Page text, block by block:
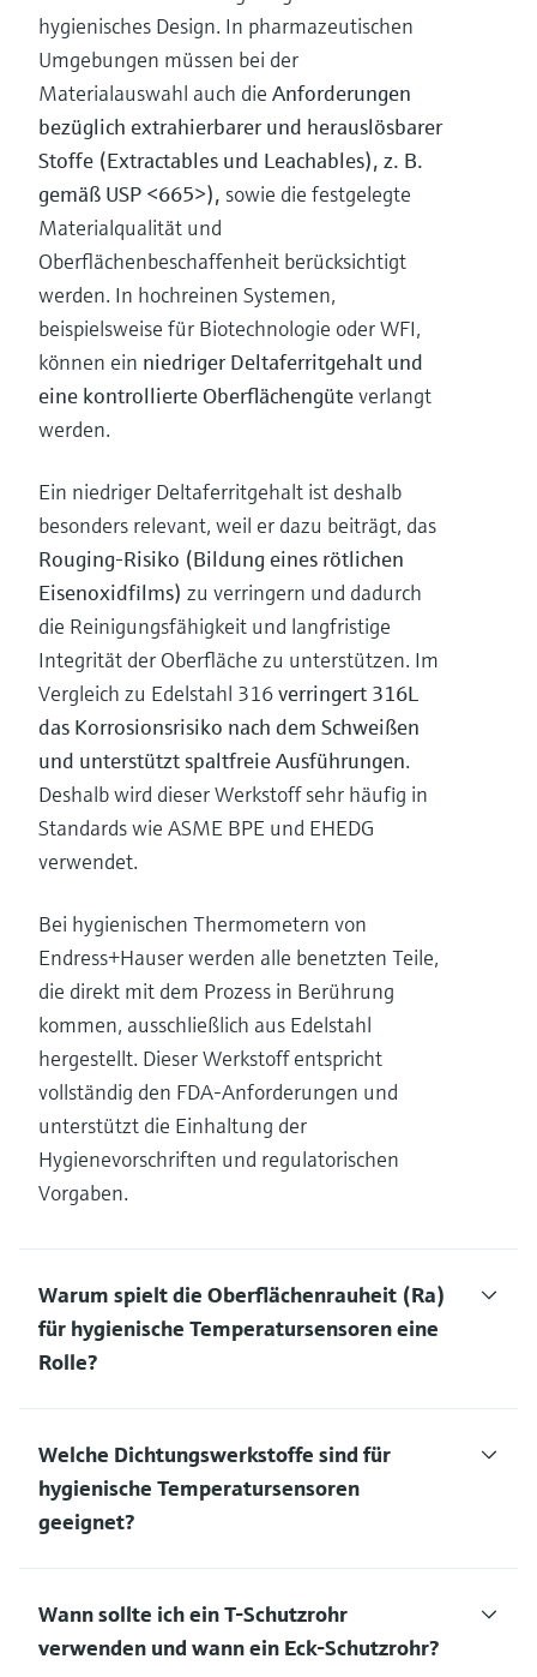
hygienisches Design. In pharmazeutischen
Umgebungen müssen bei der
Materialauswahl auch die Anforderungen
bezüglich extrahierbarer und herauslösbarer
Stoffe (Extractables und Leachables), z. B.
gemäß USP <665>), sowie die festgelegte
Materialqualität und
Oberflächenbeschaffenheit berücksichtigt
werden. In hochreinen Systemen,
beispielsweise für Biotechnologie oder WFI,
können ein niedriger Deltaferritgehalt und
eine kontrollierte Oberflächengüteverlangt
werden.
Ein niedriger Deltaferritgehalt ist deshalb
besonders relevant, weil er dazu beiträgt, das
Rouging-Risiko (Bildung eines rötlichen
Eisenoxidfilms) zu verringern und dadurch
die Reinigungsfähigkeit und langfristige
Integrität der Oberfläche zu unterstützen. Im
Vergleich zu Edelstahl 316verringert 316L
das Korrosionsrisiko nach dem Schweißen
und unterstützt spaltfreie Ausführungen.
Deshalb wird dieser Werkstoff sehr häufig in
Standards wie ASME BPE und EHEDG
verwendet.
Bei hygienischen Thermometern von
Endress+Hauser werden alle benetzten Teile,
die direkt mit dem Prozess in Berührung
kommen, ausschließlich aus Edelstahl
hergestellt. Dieser Werkstoff entspricht
vollständig den FDA-Anforderungen und
unterstützt die Einhaltung der
Hygienevorschriften und regulatorischen
Vorgaben.
Warum spielt die Oberflächenrauheit (Ra)
für hygienische Temperatursensoren eine
Rolle?
Welche Dichtungswerkstoffe sind für
hygienische Temperatursensoren
geeignet?
Wann sollte ich ein T-Schutzrohr
verwenden und wann ein Eck-Schutzrohr?